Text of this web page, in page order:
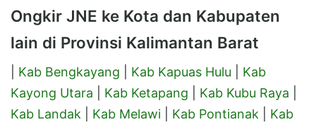
Ongkir JNE ke Kota dan Kabupaten
lain di Provinsi Kalimantan Barat
Kab Bengkayang Kab Kapuas Hulu
Kab
Kayong Utara
Kab Ketapang Kab Kubu Raya
Kab Landak
Kab Melawi Kab Pontianak
Kab